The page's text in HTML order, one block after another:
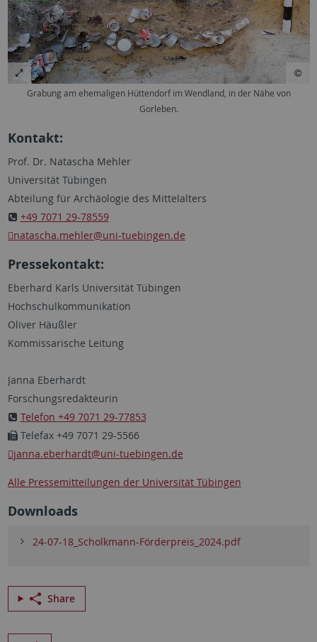
Grabung am ehemaligen Hüttendorf im Wendland, in der Nähe von
Gorleben.
Kontakt:
Prof. Dr. Natascha Mehler
Universität Tübingen
Abteilung für Archäologie des Mittelalters
+49 7071 29-78559
natascha.mehler@uni-tuebingen.de
Pressekontakt:
Eberhard Karls Universität Tübingen
Hochschulkommunikation
Oliver Häußler
Kommissarische Leitung
Janna Eberhardt
Forschungsredakteurin
Telefon +49 7071 29-77853
Telefax +49 7071 29-5566
janna.eberhardt@uni-tuebingen.de
Alle Pressemitteilungen der Universität Tübingen
Downloads
24-07-18_Scholkmann-Förderpreis_2024.pdf
Share